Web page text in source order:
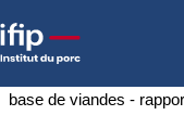
Accueil
chimique des produits